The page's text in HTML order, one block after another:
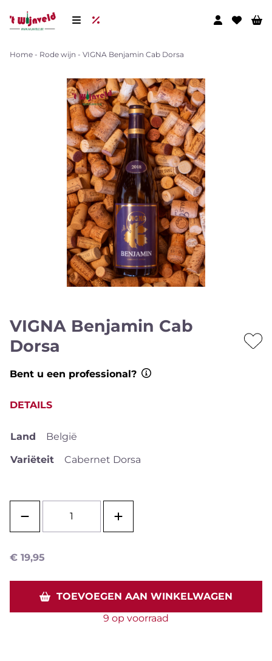
Home - Rode wijn - VIGNA Benjamin Cab Dorsa
VIGNA Benjamin Cab
Dorsa
Bent u een professional?
DETAILS
Land
België
Variëteit
Cabernet Dorsa
€ 19,95
TOEVOEGEN AAN WINKELWAGEN
9 op voorraad